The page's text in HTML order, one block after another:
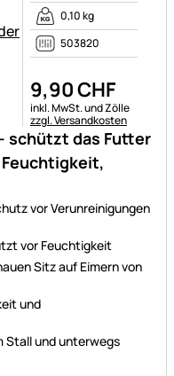
schützt das Futter
vor Verunreinigungen
vor Feuchtigkeit
Sitz auf Eimern von
und
Stall und unterwegs
0,10 kg
503820
9,90CHF
Steuerhinweis:
inkl. MwSt. und Zölle
zzgl. Versandkosten